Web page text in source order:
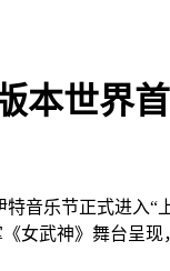
本世界
音乐节正式进入
女武神》舞台呈